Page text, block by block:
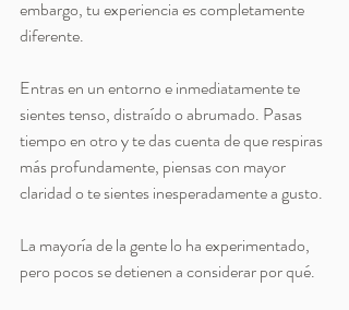
embargo, tu experiencia es completamente
diferente.
Entras en un entorno e inmediatamente te
sientes tenso, distraído o abrumado. Pasas
tiempo en otro y te das cuenta de que respiras
más profundamente, piensas con mayor
claridad o te sientes inesperadamente a gusto.
La mayoría de la gente lo ha experimentado,
pero pocos se detienen a considerar por qué.